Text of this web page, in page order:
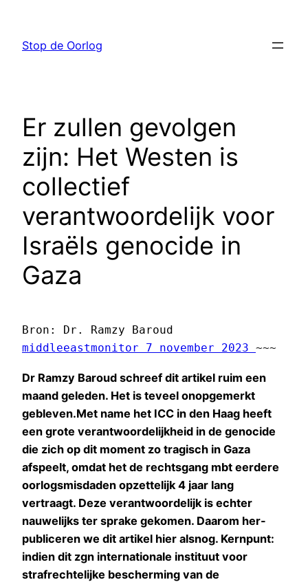
Stop de Oorlog
Er zullen gevolgen
zijn: Het Westen is
collectief
verantwoordelijk voor
Israëls genocide in
Gaza
middleeastmonitor 7 november 2023 ~~~
Dr Ramzy Baroud schreef dit artikel ruim een
maand geleden. Het is teveel onopgemerkt
gebleven.Met name het ICC in den Haag heeft
een grote verantwoordelijkheid in de genocide
die zich op dit moment zo tragisch in Gaza
afspeelt, omdat het de rechtsgang mbt eerdere
oorlogsmisdaden opzettelijk 4 jaar lang
vertraagt. Deze verantwoordelijk is echter
nauwelijks ter sprake gekomen. Daarom her-
publiceren we dit artikel hier alsnog. Kernpunt:
indien dit zgn internationale instituut voor
strafrechtelijke bescherming van de